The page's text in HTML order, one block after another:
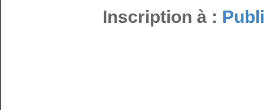
Inscription à :